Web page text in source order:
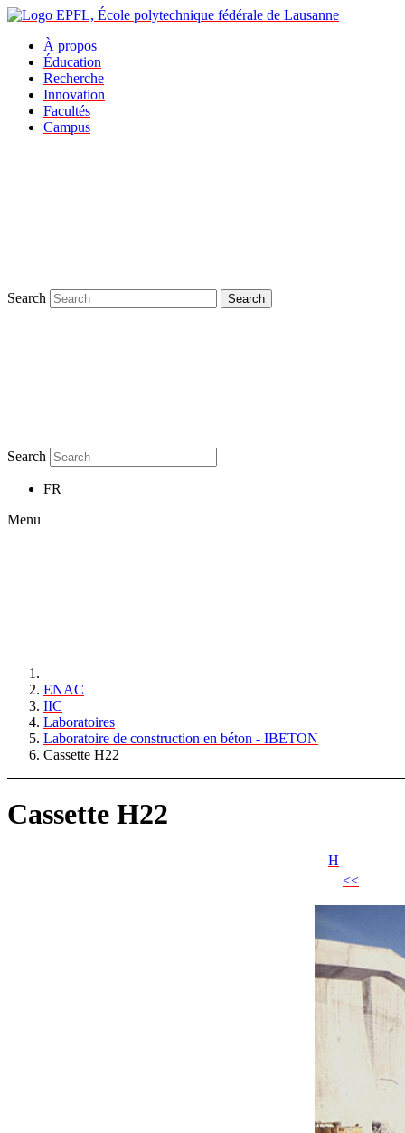
À propos
Éducation
Recherche
Innovation
Facultés
Campus
Search Search
Search
FR
Menu
ENAC
IIC
Laboratoires
Laboratoire de construction en béton - IBETON
Cassette H22
Cassette H22
H
<<